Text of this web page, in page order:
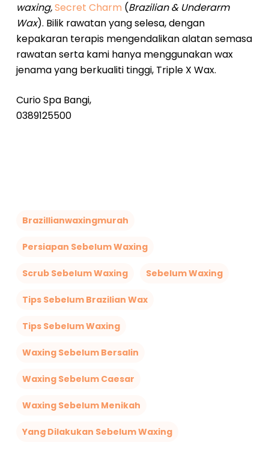
waxing,Secret Charm (Brazilian & Underarm
Wax). Bilik rawatan yang selesa, dengan
kepakaran terapis mengendalikan alatan semasa
rawatan serta kami hanya menggunakan wax
jenama yang berkualiti tinggi, Triple X Wax.
Curio Spa Bangi,
0389125500
Brazillianwaxingmurah
Persiapan Sebelum Waxing
Scrub Sebelum Waxing Sebelum Waxing
Tips Sebelum Brazilian Wax
Tips Sebelum Waxing
Waxing Sebelum Bersalin
Waxing Sebelum Caesar
Waxing Sebelum Menikah
Yang Dilakukan Sebelum Waxing